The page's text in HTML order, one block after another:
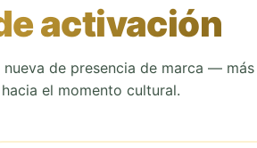
activación
de presencia de marca — más
el momento cultural.